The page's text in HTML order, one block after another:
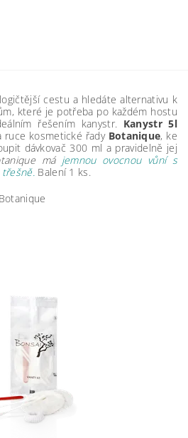
cestu a hledáte alternativu k
které je potřeba po každém hostu
řešením kanystr. Kanystr 5l
ruce kosmetické řady Botanique, ke
dávkovač 300 ml a pravidelně jej
má jemnou ovocnou vůní s
Balení 1 ks.